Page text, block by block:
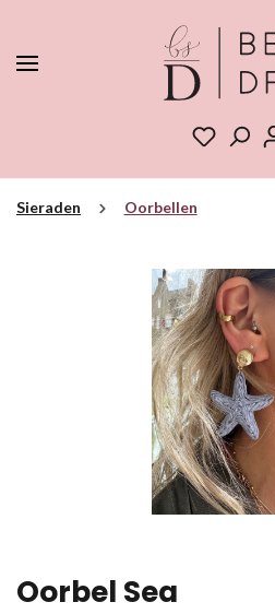
Sieraden Oorbellen
Oorbel Sea